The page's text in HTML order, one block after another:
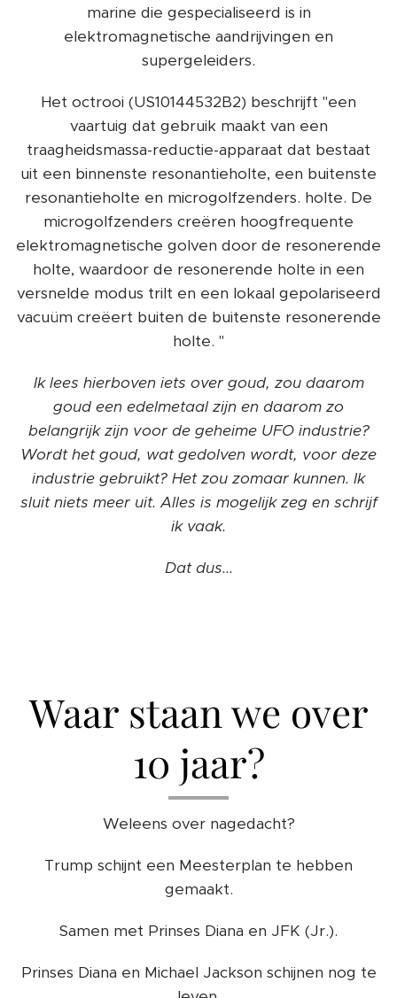
marine die gespecialiseerd is in
elektromagnetische aandrijvingen en
supergeleiders.
Het octrooi (US10144532B2) beschrijft "een
vaartuig dat gebruik maakt van een
traagheidsmassa-reductie-apparaat dat bestaat
uit een binnenste resonantieholte, een buitenste
resonantieholte en microgolfzenders. holte. De
microgolfzenders creëren hoogfrequente
elektromagnetische golven door de resonerende
holte, waardoor de resonerende holte in een
versnelde modus trilt en een lokaal gepolariseerd
vacuüm creëert buiten de buitenste resonerende
holte. "
Ik lees hierboven iets over goud, zou daarom
goud een edelmetaal zijn en daarom zo
belangrijk zijn voor de geheime UFO industrie?
Wordt het goud, wat gedolven wordt, voor deze
industrie gebruikt? Het zou zomaar kunnen. Ik
sluit niets meer uit. Alles is mogelijk zeg en schrijf
ik vaak.
Dat dus...
Waar staan we over
10 jaar?
Weleens over nagedacht?
Trump schijnt een Meesterplan te hebben
gemaakt.
Samen met Prinses Diana en JFK (Jr.).
Prinses Diana en Michael Jackson schijnen nog te